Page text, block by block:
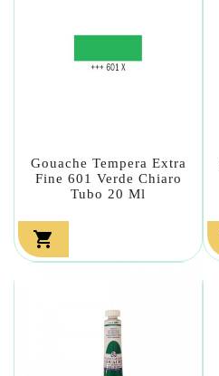
Gouache Tempera Extra
Fine 601 Verde Chiaro
Tubo 20 Ml
